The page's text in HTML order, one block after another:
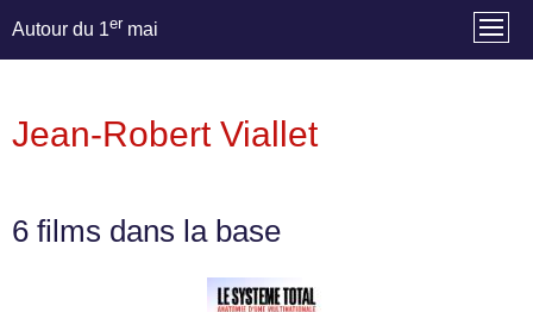
Autour du 1er mai
Jean-Robert Viallet
6 films dans la base